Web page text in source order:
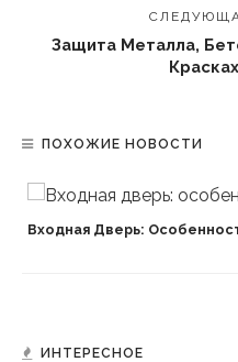
Защита Металла,
ПОХОЖИЕ НОВОСТИ
Входная Дверь:
ИНТЕРЕСНОЕ